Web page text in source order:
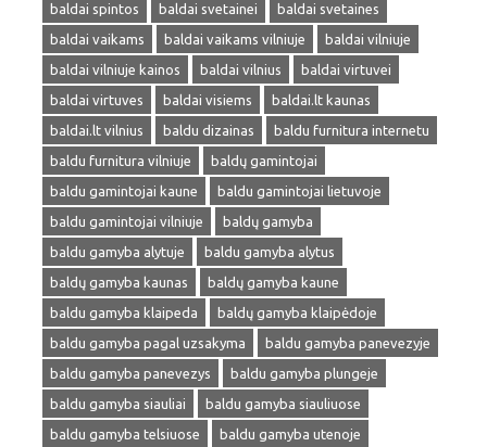
baldai spintos
baldai svetainei
baldai svetaines
baldai vaikams
baldai vaikams vilniuje
baldai vilniuje
baldai vilniuje kainos
baldai vilnius
baldai virtuvei
baldai virtuves
baldai visiems
baldai.lt kaunas
baldai.lt vilnius
baldu dizainas
baldu furnitura internetu
baldu furnitura vilniuje
baldų gamintojai
baldu gamintojai kaune
baldu gamintojai lietuvoje
baldu gamintojai vilniuje
baldų gamyba
baldu gamyba alytuje
baldu gamyba alytus
baldų gamyba kaunas
baldų gamyba kaune
baldu gamyba klaipeda
baldų gamyba klaipėdoje
baldu gamyba pagal uzsakyma
baldu gamyba panevezyje
baldu gamyba panevezys
baldu gamyba plungeje
baldu gamyba siauliai
baldu gamyba siauliuose
baldu gamyba telsiuose
baldu gamyba utenoje